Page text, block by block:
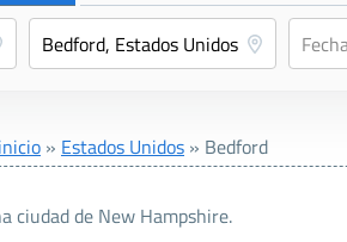
» Estados Unidos » Bedford
ciudad de New Hampshire.